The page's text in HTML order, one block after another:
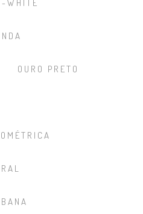
WHITE
OURO PRETO